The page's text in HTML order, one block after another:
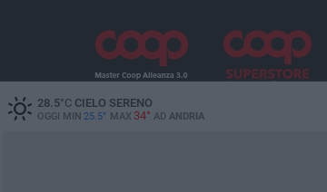
28.5°CCIELO SERENO
OGGI MIN 25.5° MAX 34° AD ANDRIA